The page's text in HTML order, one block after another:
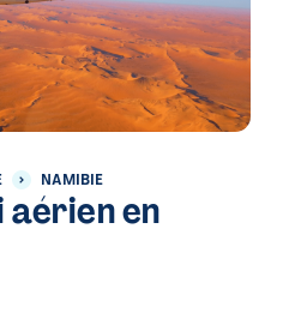
NAMIBIE
en